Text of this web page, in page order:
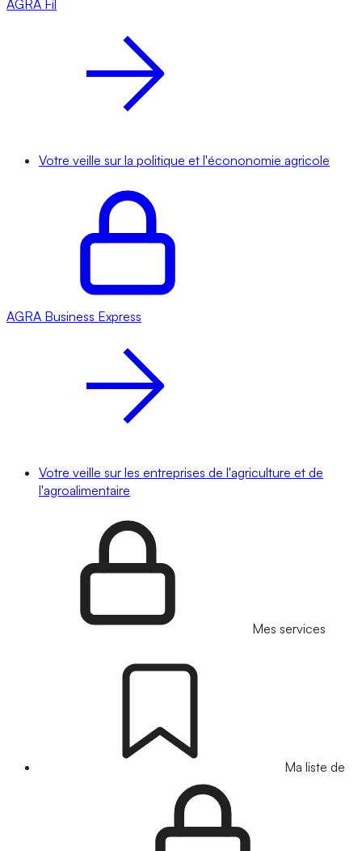
AGRA Fil
Votre veille sur la politique et l'écononomie agricole
AGRA Business Express
Votre veille sur les entreprises de l'agriculture et de
l'agroalimentaire
Mes services
Ma liste de